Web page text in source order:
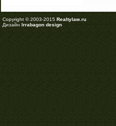
Copyright © 2003-2015 Realtylaw.ru
Дизайн Irrabagon design